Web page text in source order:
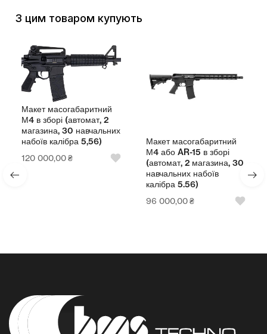
З цим товаром купують
Макет масогабаритний
М4 в зборі (автомат, 2
магазина, 30 навчальних
набоїв калібра 5,56)
120 000,00₴
Макет масогабаритний
М4 або AR-15 в зборі
(автомат, 2 магазина, 30
навчальних набоїв
калібра 5.56)
96 000,00₴